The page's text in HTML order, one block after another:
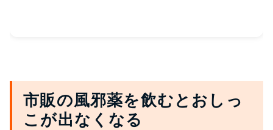
市販の風邪薬を飲むとおしっ
こが出なくなる